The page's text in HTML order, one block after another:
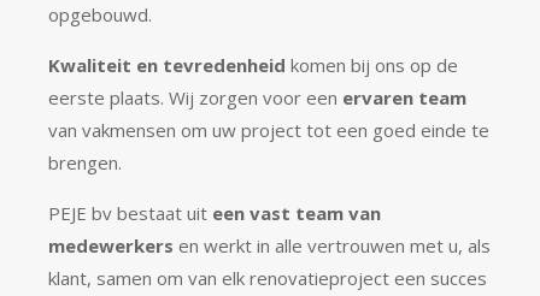
opgebouwd.
Kwaliteit en tevredenheid komen bij ons op de
eerste plaats. Wij zorgen voor een ervaren team
van vakmensen om uw project tot een goed einde te
brengen.
PEJE bv bestaat uit een vast team van
medewerkers en werkt in alle vertrouwen met u, als
klant, samen om van elk renovatieproject een succes